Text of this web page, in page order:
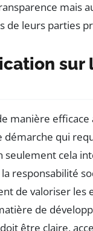
mais
de leurs parties
sur
manière efficace
démarche qui
seulement cela
responsabilité
de valoriser les
de
être claire,